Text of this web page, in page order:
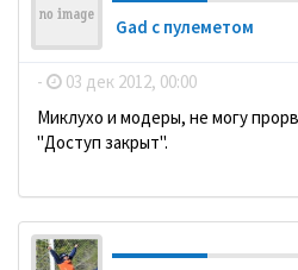
Gad с пулеметом
- 03 дек 2012, 00:00
Миклухо и модеры, не могу
"Доступ закрыт".